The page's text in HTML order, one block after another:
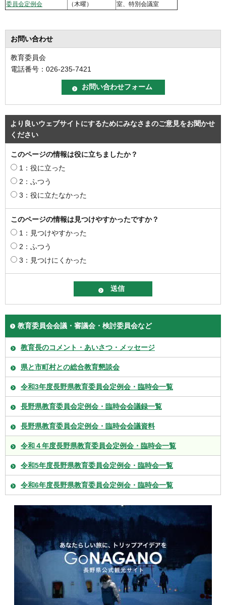
委員会定例会
（木曜）
室、特別会議室
お問い合わせ
教育委員会
電話番号：026-235-7421
より良いウェブサイトにするためにみなさまのご意見をお聞かせ
ください
このページの情報は役に立ちましたか？
1：役に立った
2：ふつう
3：役に立たなかった
このページの情報は見つけやすかったですか？
1：見つけやすかった
2：ふつう
3：見つけにくかった
教育委員会会議・審議会・検討委員会など
教育長のコメント・あいさつ・メッセージ
県と市町村との総合教育懇談会
令和3年度長野県教育委員会定例会・臨時会一覧
長野県教育委員会定例会・臨時会会議録一覧
長野県教育委員会定例会・臨時会会議資料
令和４年度長野県教育委員会定例会・臨時会一覧
令和5年度長野県教育委員会定例会・臨時会一覧
令和6年度長野県教育委員会定例会・臨時会一覧